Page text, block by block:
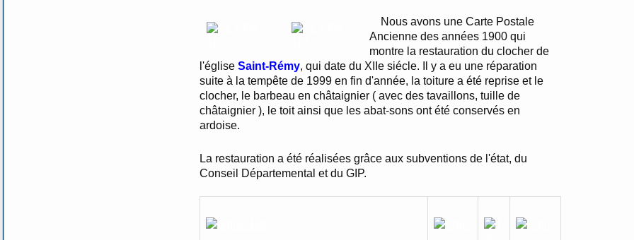
Nous avons une Carte Postale
Ancienne des années 1900 qui
montre la restauration du clocher de
l'égliseSaint-Rémy, qui date du XIIe siécle. Il y a eu une réparation
suite à la tempête de 1999 en fin d'année, la toiture a été reprise et le
clocher, le barbeau en châtaignier ( avec des tavaillons, tuille de
châtaignier ), le toit ainsi que les abat-sons ont été conservés en
ardoise.
La restauration a été réalisées grâce aux subventions de l'état, du
Conseil Départemental et du GIP.